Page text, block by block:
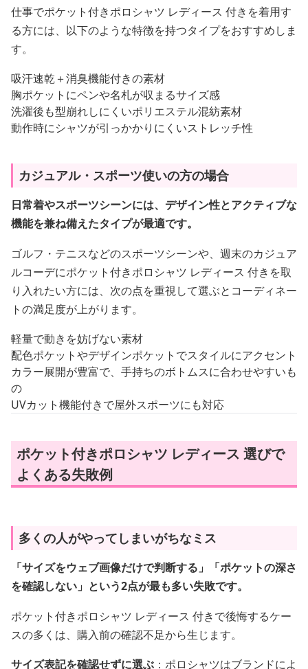
仕事でポケット付きポロシャツ レディース 付きを着用す
る方には、以下のような特徴を持つタイプをおすすめしま
す。
吸汗速乾＋消臭機能付きの素材
胸ポケットにペンや名札が収まるサイズ感
洗濯後も型崩れしにくいポリエステル混紡素材
動作時にシャツが引っかかりにくいストレッチ性
カジュアル・スポーツ使いの方の場合
日常着やスポーツシーンには、デザイン性とアクティブな
機能を兼ね備えたタイプが最適です。
ゴルフ・テニスなどのスポーツシーンや、週末のカジュア
ルコーデにポケット付きポロシャツ レディース 付きを取
り入れたい方には、次の点を重視して選ぶとコーディネー
トの満足度が上がります。
軽量で動きを妨げない素材
配色ポケットやデザインポケットでスタイルにアクセント
カラー展開が豊富で、手持ちのボトムスに合わせやすいも
の
UVカット機能付きで屋外スポーツにも対応
ポケット付きポロシャツ レディース 選びで
よくある失敗例
多くの人がやってしまいがちなミス
「サイズをウェブ画像だけで判断する」「ポケットの深さ
を確認しない」という2点が最も多い失敗です。
ポケット付きポロシャツ レディース 付きで後悔するケー
スの多くは、購入前の確認不足から生じます。
サイズ表記を確認せずに選ぶ ：ポロシャツはブランドによ